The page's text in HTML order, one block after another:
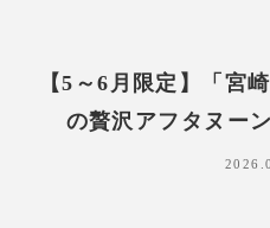
【5～6月限定】「宮
の贅沢アフタヌー